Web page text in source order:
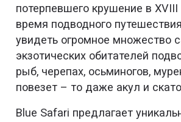
потерпевшего крушение в XVIII
время подводного
увидеть огромное множество
экзотических обитателей
рыб, черепах, осьминогов,
повезет – то даже акул и
Blue Safari предлагает